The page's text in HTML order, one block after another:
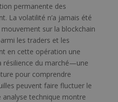
permanente des
La volatilité n’a jamais été
sur la blockchain
les traders et les
en cette opération une
résilience du marché—une
pour comprendre
peuvent faire fluctuer le
analyse technique montre